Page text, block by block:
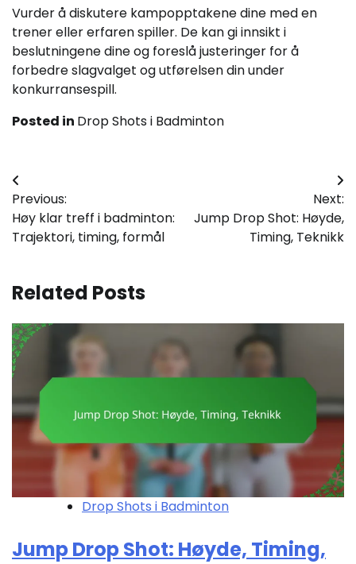
Vurder å diskutere kampopptakene dine med en
trener eller erfaren spiller. De kan gi innsikt i
beslutningene dine og foreslå justeringer for å
forbedre slagvalget og utførelsen din under
konkurransespill.
Posted in Drop Shots i Badminton
Post
navigation
Previous:
Høy klar treff i badminton:
Trajektori, timing, formål
Next:
Jump Drop Shot: Høyde,
Timing, Teknikk
Related Posts
Drop Shots i Badminton
Jump Drop Shot: Høyde, Timing,